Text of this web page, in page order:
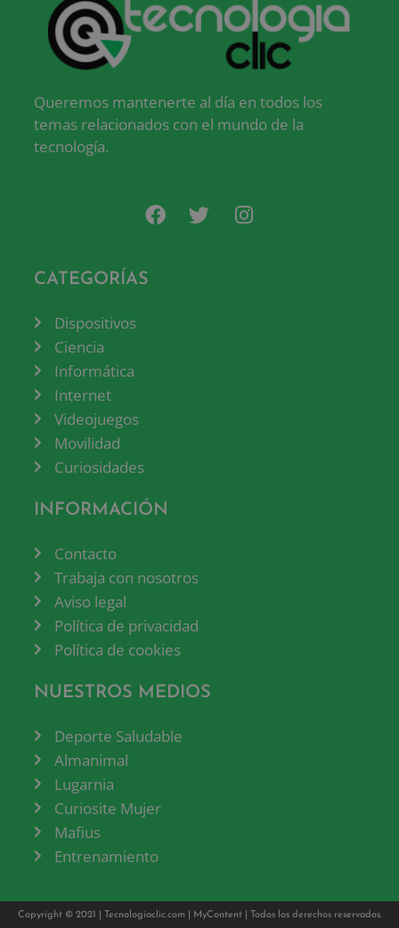
Queremos mantenerte al día en todos los
temas relacionados con el mundo de la
tecnología.
CATEGORÍAS
Dispositivos
Ciencia
Informática
Internet
Videojuegos
Movilidad
Curiosidades
INFORMACIÓN
Contacto
Trabaja con nosotros
Aviso legal
Política de privacidad
Política de cookies
NUESTROS MEDIOS
Deporte Saludable
Almanimal
Lugarnia
Curiosite Mujer
Mafius
Entrenamiento
Copyright © 2021 | Tecnologiaclic.com MyContent| Todos los derechos reservados.